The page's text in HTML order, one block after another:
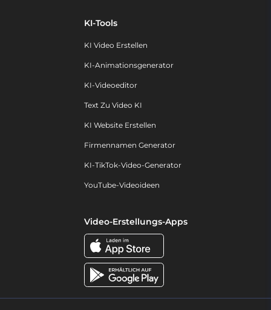
KI-Tools
KI Video Erstellen
KI-Animationsgenerator
KI-Videoeditor
Text Zu Video KI
KI Website Erstellen
Firmennamen Generator
KI-TikTok-Video-Generator
YouTube-Videoideen
Video-Erstellungs-Apps